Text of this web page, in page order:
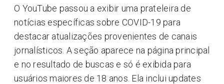
O YouTube passou a exibir uma prateleira de
notícias específicas sobre COVID-19 para
destacar atualizações provenientes de canais
jornalísticos. A seção aparece na página principal
e no resultado de buscas e só é exibida para
usuários maiores de 18 anos. Ela inclui updates